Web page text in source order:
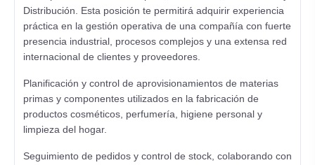
Distribución. Esta posición te permitirá adquirir experiencia
práctica en la gestión operativa de una compañía con fuerte
presencia industrial, procesos complejos y una extensa red
internacional de clientes y proveedores.
Planificación y control de aprovisionamientos de materias
primas y componentes utilizados en la fabricación de
productos cosméticos, perfumería, higiene personal y
limpieza del hogar.
Seguimiento de pedidos y control de stock, colaborando con